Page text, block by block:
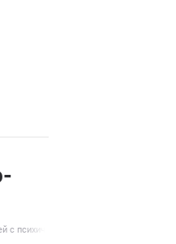
с психическими расстройствами